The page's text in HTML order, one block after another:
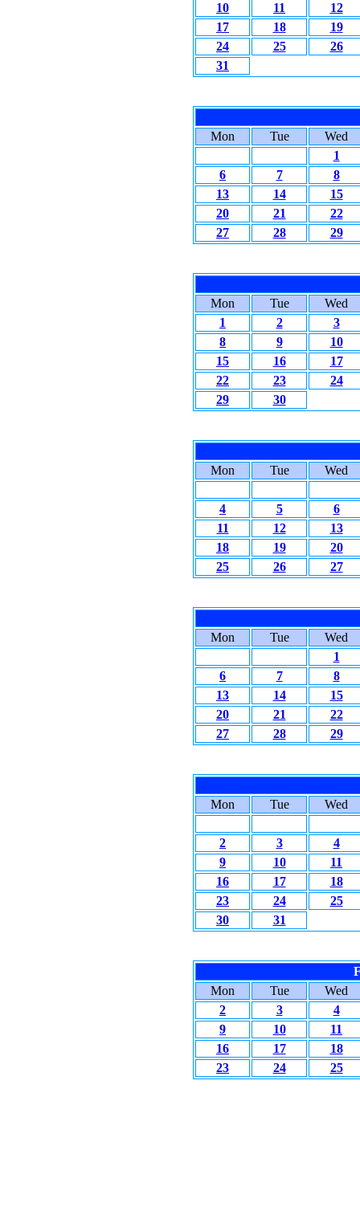
10
11
12
17
18
19
24
25
26
31
Mon Tue
Wed
1
6
7
8
13
14
15
20
21
22
27
28 29
Mon Tue
Wed
1
2
3
8
9
10
15
16
17
22
23
24
29
30
Mon Tue Wed
4 5
6
11
12
13
18
19
20
25
26 27
Mon Tue
Wed
1
6
7
8
13
14
15
20
21
22
27
28 29
Mon Tue Wed
2 3
4
9
10
11
16
17
18
23
24
25
30
31
Mon
Tue
Wed
2
3
4
9
10
11
16
17
18
23
24 25